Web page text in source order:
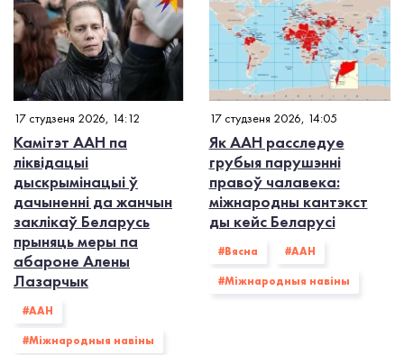
17 студзеня 2026, 14:12
Камітэт ААН па
ліквідацыі
дыскрымінацыі ў
дачыненні да жанчын
заклікаў Беларусь
прыняць меры па
абароне Алены
Лазарчык
#ААН
#Міжнародныя навіны
17 студзеня 2026, 14:05
Як ААН расследуе
грубыя парушэнні
правоў чалавека:
міжнародны кантэкст
ды кейс Беларусі
#Вясна #ААН
#Міжнародныя навіны